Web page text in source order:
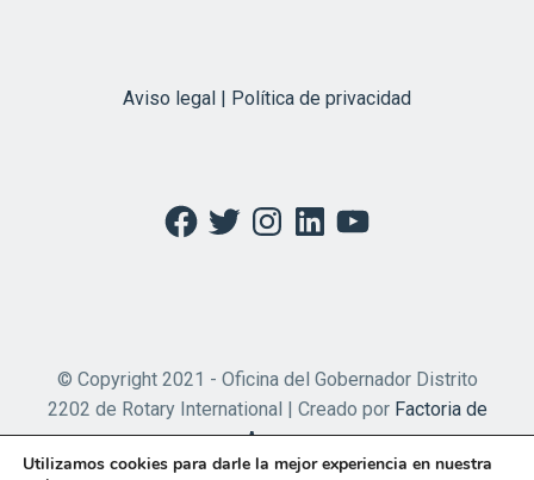
Aviso legal | Política de privacidad
Facebook
TwitterInstagramLinkedInYouTube
© Copyright 2021 - Oficina del Gobernador Distrito
2202 de Rotary International | Creado por Factoria de
Apps
Utilizamos cookies para darle la mejor experiencia en nuestra